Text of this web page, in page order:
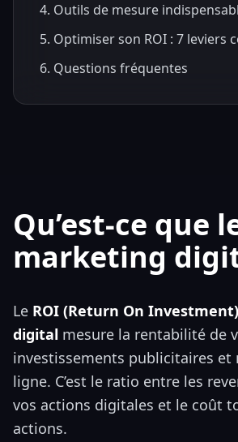
4. Outils de mesure
5. Optimiser son ROI : 7 leviers
6. Questions fréquentes
Qu’est-ce que
marketing
Le ROI (Return On
digital mesure la rentabilité de
investissements publicitaires et
ligne. C’est le ratio entre les
vos actions digitales et le coût
actions.